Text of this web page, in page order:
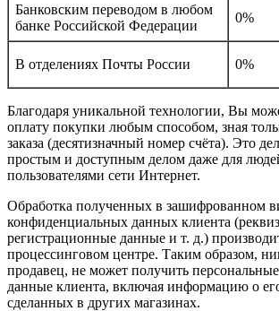
Банковским переводом в любом
банке Российской Федерации
0%
В отделениях Почты России 0%
Благодаря уникальной технологии, Вы
оплату покупки любым способом, зная
заказа (десятизначный номер счёта). Это
простым и доступным делом даже для
пользователями сети Интернет.
Обработка полученных в зашифрованном
конфиденциальных данных клиента
регистрационные данные и т. д.)
процессинговом центре. Таким образом,
продавец, не может получить
данные клиента, включая информацию о
сделанных в других магазинах.